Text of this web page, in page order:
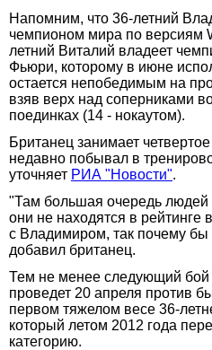
Напомним, что 36-летний
чемпионом мира по версиям
летний Виталий владеет
Фьюри, которому в июне
остается непобедимым на
взяв верх над соперниками
поединках (14 - нокаутом).
Британец занимает
недавно побывал в
уточняет РИА "Новости".
"Там большая очередь людей
они не находятся в
с Владимиром, так почему
добавил британец.
Тем не менее следующий бой
проведет 20 апреля против
первом тяжелом весе 36-
который летом 2012 года
категорию.